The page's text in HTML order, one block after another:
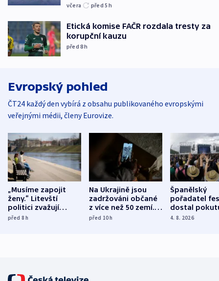
včera před 5h
Etická komise FAČR rozdala tresty za
korupční kauzu
před 8h
Evropský pohled
ČT24 každý den vybírá z obsahu publikovaného evropskými
veřejnými médii, členy Eurovize.
„Musíme zapojit
ženy.“ Litevští
politici zvažují
dohodu o
před 8h
Na Ukrajině jsou
zadržováni občané
z více než 50 zemí.
Bojovali na straně
před 10h
Španělský
pořadatel
dostal
nekalé
4. 8. 2026